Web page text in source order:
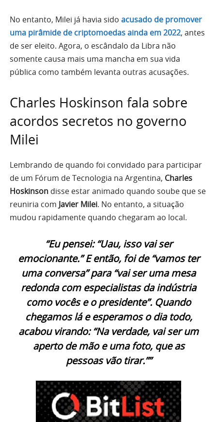
No entanto, Milei já havia sido acusado de promover
uma pirâmide de criptomoedas ainda em 2022, antes
de ser eleito. Agora, o escândalo da Libra não
somente causa mais uma mancha em sua vida
pública como também levanta outras acusações.
Charles Hoskinson fala sobre
acordos secretos no governo
Milei
Lembrando de quando foi convidado para participar
de um Fórum de Tecnologia na Argentina, Charles
Hoskinson disse estar animado quando soube que se
reuniria com Javier Milei. No entanto, a situação
mudou rapidamente quando chegaram ao local.
“Eu pensei: “Uau, isso vai ser
emocionante.” E então, foi de “vamos ter
uma conversa” para “vai ser uma mesa
redonda com especialistas da indústria
como vocês e o presidente”. Quando
chegamos lá e esperamos o dia todo,
acabou virando: “Na verdade, vai ser um
aperto de mão e uma foto, que as
pessoas vão tirar.””